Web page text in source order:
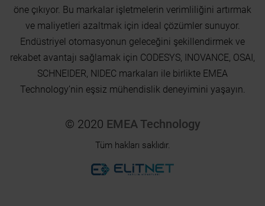
öne çıkıyor. Bu markalar işletmelerin verimliliğini artırmak
ve maliyetleri azaltmak için ideal çözümler sunuyor.
Endüstriyel otomasyonun geleceğini şekillendirmek ve
rekabet avantajı sağlamak için CODESYS, INOVANCE, OSAI,
SCHNEIDER, NIDEC markaları ile birlikte EMEA
Technology’nin eşsiz mühendislik deneyimini yaşayın.
© 2020 EMEA Technology
Tüm hakları saklıdır.